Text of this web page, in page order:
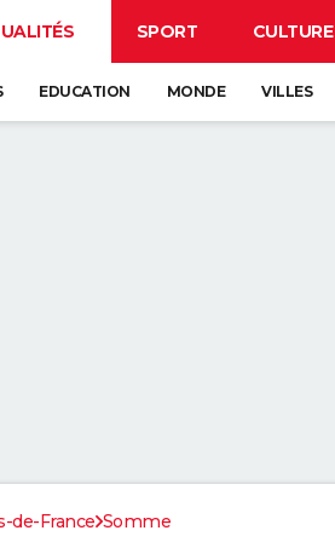
SPORT CULTURE
EDUCATION MONDE VILLES
de-France Somme